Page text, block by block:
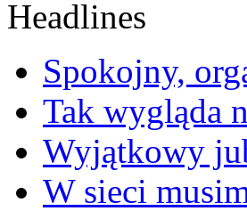
Spokojny,
Tak wygląda
Wyjątkowy
W sieci